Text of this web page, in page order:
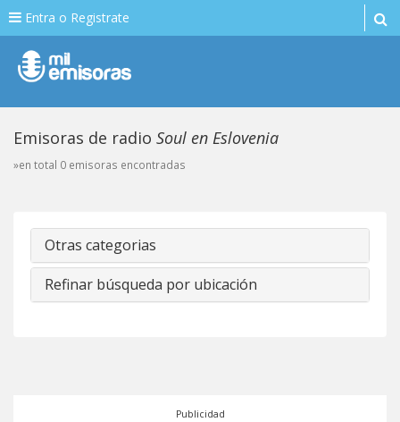
Entra o Registrate
Emisoras de radio Soul en Eslovenia
»en total 0 emisoras encontradas
Otras categorias
Refinar búsqueda por ubicación
Publicidad